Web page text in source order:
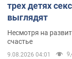
трех детях
выглядят
Несмотря на
счастье
9.08.2026 04:01